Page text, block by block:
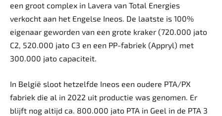
een groot complex in Lavera van Total Energies
verkocht aan het Engelse Ineos. De laatste is 100%
eigenaar geworden van een grote kraker (720.000 jato
C2, 520.000 jato C3 en een PP-fabriek (Appryl) met
300.000 jato capaciteit.
In België sloot hetzelfde Ineos een oudere PTA/PX
fabriek die al in 2022 uit productie was genomen. Er
blijft nog altijd ca. 800.000 jato PTA in Geel in de PTA 3